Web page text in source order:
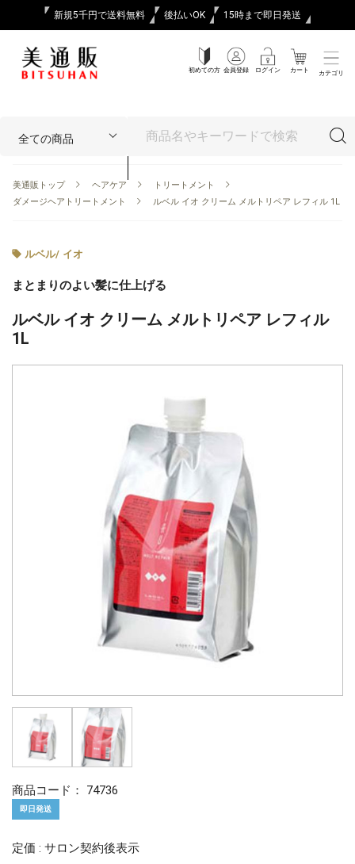
新規5千円で送料無料 後払いOK 15時まで即日発送
初めての方 会員登録 ログイン カート カテゴリ
美通販トップ ヘアケア
トリートメント
ダメージヘアトリートメント
ルベル イオ クリーム メルトリペア レフィル 1L
ルベル/ イオ
まとまりのよい髪に仕上げる
ルベル イオ クリーム メルトリペア レフィル
1L
商品コード： 74736
即日発送
定価 : サロン契約後表示